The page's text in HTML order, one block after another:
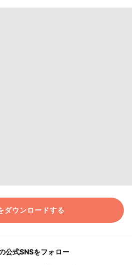
ダウンロードする
公式SNSをフォロー